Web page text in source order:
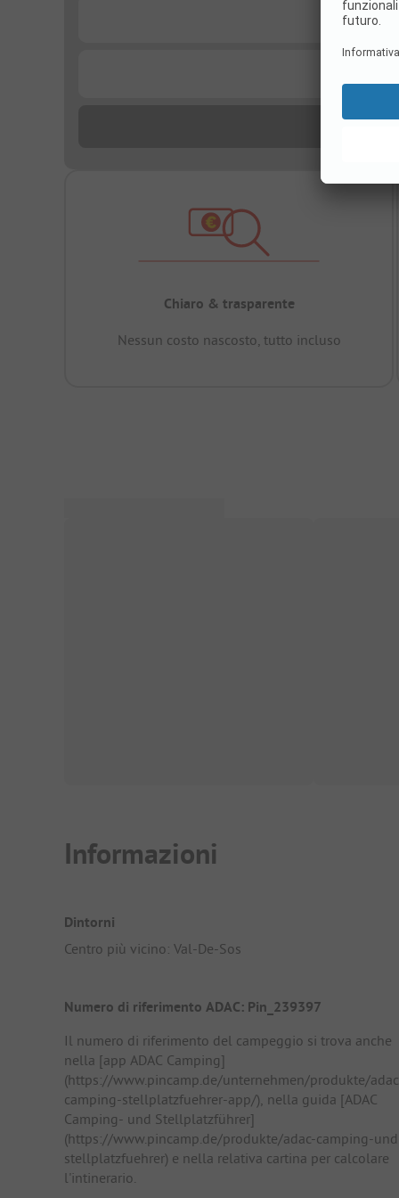
Chiaro & trasparente
Nessun costo nascosto, tutto incluso
Informazioni
Dintorni
Centro più vicino: Val-De-Sos
Numero di riferimento ADAC: Pin_239397
Il numero di riferimento del campeggio si trova anche
nella [app ADAC Camping]
(https://www.pincamp.de/unternehmen/produkte/
camping-stellplatzfuehrer-app/), nella guida [ADAC
Camping- und Stellplatzführer]
(https://www.pincamp.de/produkte/adac-camping-
stellplatzfuehrer) e nella relativa cartina per calcolare
l'intinerario.